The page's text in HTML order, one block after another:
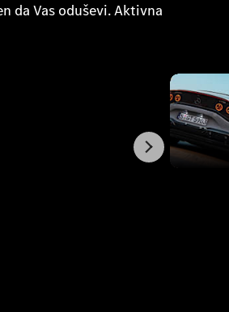
da Vas oduševi. Aktivna
Sledeće